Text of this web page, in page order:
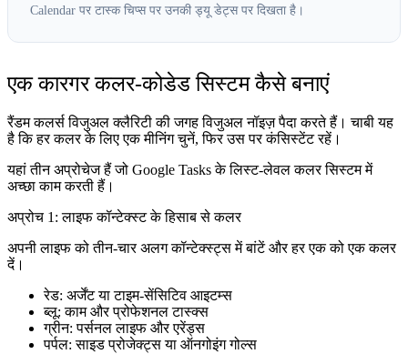
Calendar पर टास्क चिप्स पर उनकी ड्यू डेट्स पर दिखता है।
एक कारगर कलर-कोडेड सिस्टम कैसे बनाएं
रैंडम कलर्स विजुअल क्लैरिटी की जगह विजुअल नॉइज़ पैदा करते हैं। चाबी यह
है कि हर कलर के लिए एक मीनिंग चुनें, फिर उस पर कंसिस्टेंट रहें।
यहां तीन अप्रोचेज हैं जो Google Tasks के लिस्ट-लेवल कलर सिस्टम में
अच्छा काम करती हैं।
अप्रोच 1: लाइफ कॉन्टेक्स्ट के हिसाब से कलर
अपनी लाइफ को तीन-चार अलग कॉन्टेक्स्ट्स में बांटें और हर एक को एक कलर
दें।
रेड: अर्जेंट या टाइम-सेंसिटिव आइटम्स
ब्लू: काम और प्रोफेशनल टास्क्स
ग्रीन: पर्सनल लाइफ और एरेंड्स
पर्पल: साइड प्रोजेक्ट्स या ऑनगोइंग गोल्स